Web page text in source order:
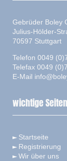
Gebrüder Boley
Julius-Hölder-
70597 Stuttgart
Telefon 0049
Telefax 0049
E-Mail
wichtige Seiten
Startseite
Registrierung
Wir über uns